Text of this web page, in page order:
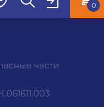
0
части